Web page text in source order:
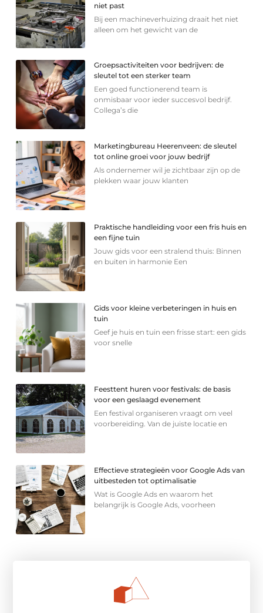
niet past
Bij een machineverhuizing draait het niet
alleen om het gewicht van de
Groepsactiviteiten voor bedrijven: de
sleutel tot een sterker team
Een goed functionerend team is
onmisbaar voor ieder succesvol bedrijf.
Collega’s die
Marketingbureau Heerenveen: de sleutel
tot online groei voor jouw bedrijf
Als ondernemer wil je zichtbaar zijn op de
plekken waar jouw klanten
Praktische handleiding voor een fris huis en
een fijne tuin
Jouw gids voor een stralend thuis: Binnen
en buiten in harmonie Een
Gids voor kleine verbeteringen in huis en
tuin
Geef je huis en tuin een frisse start: een gids
voor snelle
Feesttent huren voor festivals: de basis
voor een geslaagd evenement
Een festival organiseren vraagt om veel
voorbereiding. Van de juiste locatie en
Effectieve strategieën voor Google Ads van
uitbesteden tot optimalisatie
Wat is Google Ads en waarom het
belangrijk is Google Ads, voorheen